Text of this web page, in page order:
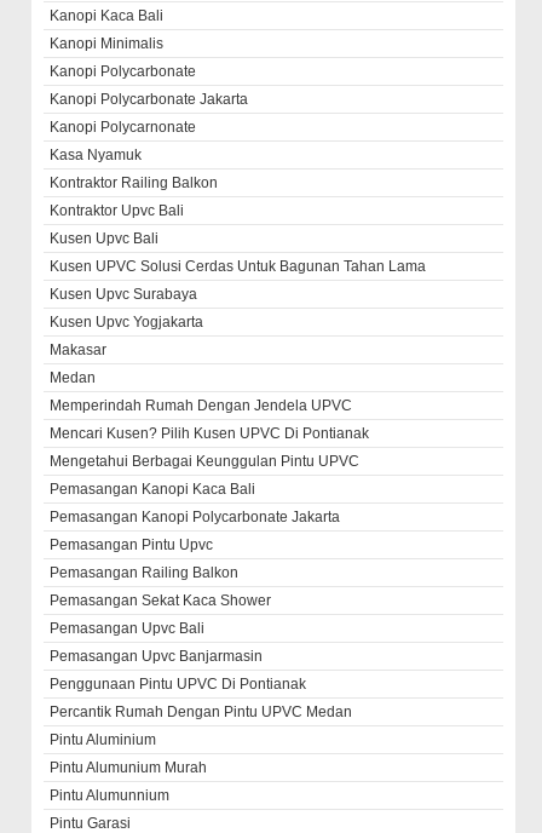
Kanopi Kaca Bali
Kanopi Minimalis
Kanopi Polycarbonate
Kanopi Polycarbonate Jakarta
Kanopi Polycarnonate
Kasa Nyamuk
Kontraktor Railing Balkon
Kontraktor Upvc Bali
Kusen Upvc Bali
Kusen UPVC Solusi Cerdas Untuk Bagunan Tahan Lama
Kusen Upvc Surabaya
Kusen Upvc Yogjakarta
Makasar
Medan
Memperindah Rumah Dengan Jendela UPVC
Mencari Kusen? Pilih Kusen UPVC Di Pontianak
Mengetahui Berbagai Keunggulan Pintu UPVC
Pemasangan Kanopi Kaca Bali
Pemasangan Kanopi Polycarbonate Jakarta
Pemasangan Pintu Upvc
Pemasangan Railing Balkon
Pemasangan Sekat Kaca Shower
Pemasangan Upvc Bali
Pemasangan Upvc Banjarmasin
Penggunaan Pintu UPVC Di Pontianak
Percantik Rumah Dengan Pintu UPVC Medan
Pintu Aluminium
Pintu Alumunium Murah
Pintu Alumunnium
Pintu Garasi